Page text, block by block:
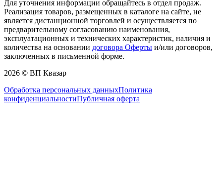
Для уточнения информации обращайтесь в отдел продаж.
Реализация товаров, размещенных в каталоге на сайте, не
является дистанционной торговлей и осуществляется по
предварительному согласованию наименования,
эксплуатационных и технических характеристик, наличия и
количества на основании договора Оферты и/или договоров,
заключенных в письменной форме.
2026 © ВП Квазар
Обработка персональных данныхПолитика
конфиденциальностиПубличная оферта